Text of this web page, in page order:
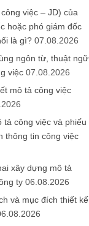
việc – JD) của
hoặc phó giám đốc
là gì? 07.08.2026
ngôn từ, thuật ngữ
việc 07.08.2026
mô tả công việc
tả công việc và phiếu
thông tin công việc
xây dựng mô tả
ty 06.08.2026
và mục đích thiết kế